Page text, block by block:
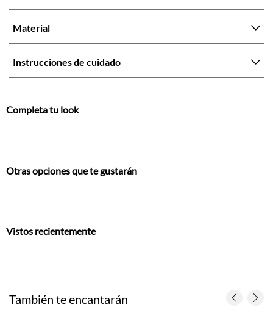
Material
Instrucciones de cuidado
Completa tu look
Otras opciones que te gustarán
Vistos recientemente
También te encantarán